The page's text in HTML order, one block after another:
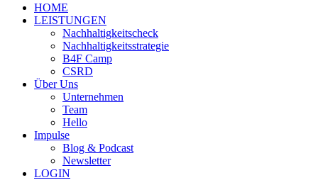
HOME
LEISTUNGEN
Nachhaltigkeitscheck
Nachhaltigkeitsstrategie
B4F Camp
CSRD
Über Uns
Unternehmen
Team
Hello
Impulse
Blog & Podcast
Newsletter
LOGIN